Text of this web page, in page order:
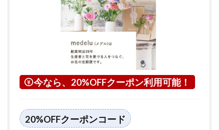
つい
今なら、20%OFFクーポン利用可能！
20%OFFクーポンコード